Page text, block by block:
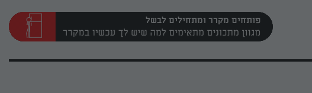
פותחים מקרר ומתחילים לבשל